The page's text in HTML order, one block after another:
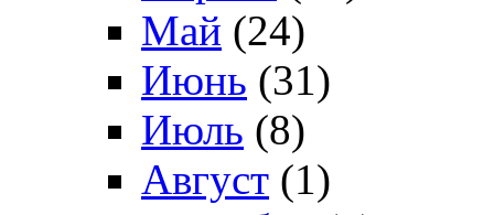
Май (24)
Июнь (31)
Июль (8)
Август (1)